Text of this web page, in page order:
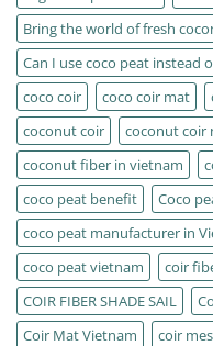
Bring the world of fresh
Can I use coco peat instead
coco coir
coco coir mat
coconut coir
coconut coir
coconut fiber in vietnam
coco peat benefit
Coco
coco peat manufacturer in
coco peat vietnam
coir
COIR FIBER SHADE SAIL
Coir Mat Vietnam
coir